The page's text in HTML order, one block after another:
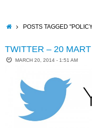
contentHOMEPOSTS TAGGED
TWITTER – 20
MARCH 20, 2014 - 1:51 AM